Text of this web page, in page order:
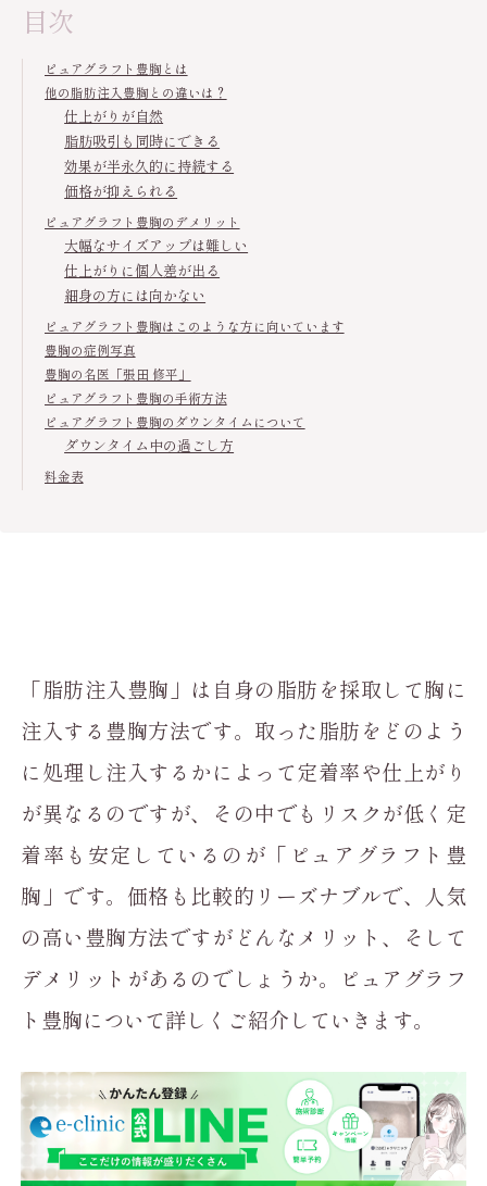
目次
ピュアグラフト豊胸とは
他の脂肪注入豊胸との違いは？
仕上がりが自然
脂肪吸引も同時にできる
効果が半永久的に持続する
価格が抑えられる
ピュアグラフト豊胸のデメリット
大幅なサイズアップは難しい
仕上がりに個人差が出る
細身の方には向かない
ピュアグラフト豊胸はこのような方に向いています
豊胸の症例写真
豊胸の名医「張田 修平」
ピュアグラフト豊胸の手術方法
ピュアグラフト豊胸のダウンタイムについて
ダウンタイム中の過ごし方
料金表
「脂肪注入豊胸」は自身の脂肪を採取して胸に
注入する豊胸方法です。取った脂肪をどのよう
に処理し注入するかによって定着率や仕上がり
が異なるのですが、その中でもリスクが低く定
着率も安定しているのが「ピュアグラフト豊
胸」です。価格も比較的リーズナブルで、人気
の高い豊胸方法ですがどんなメリット、そして
デメリットがあるのでしょうか。ピュアグラフ
ト豊胸について詳しくご紹介していきます。